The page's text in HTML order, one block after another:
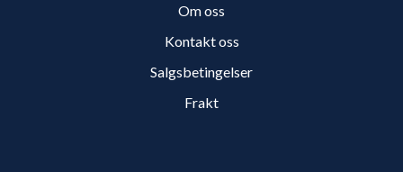
Om oss
Kontakt oss
Salgsbetingelser
Frakt